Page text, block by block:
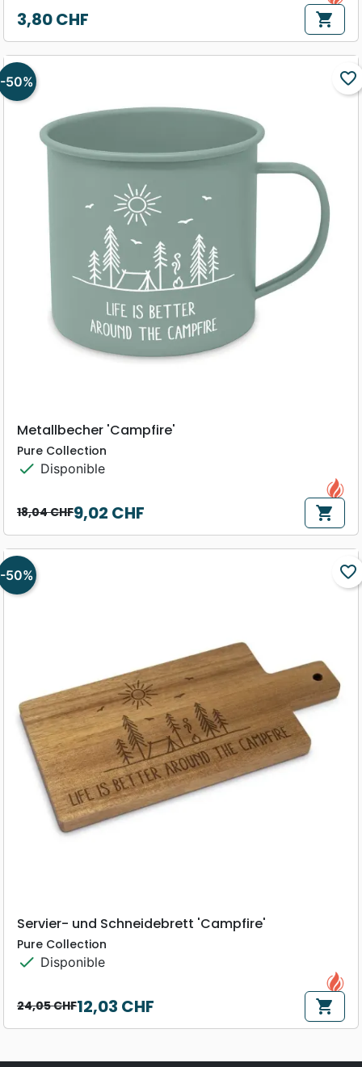
Prix
3,80 CHF shopping_cart
-50% favorite_border
Metallbecher 'Campfire'
Pure Collection
check Disponible
Prix de base
18,04 CHF
Prix 9,02 CHF shopping_cart
-50% favorite_border
Servier- und Schneidebrett 'Campfire'
Pure Collection
check Disponible
Prix de base
24,05 CHF
Prix 12,03 CHF shopping_cart